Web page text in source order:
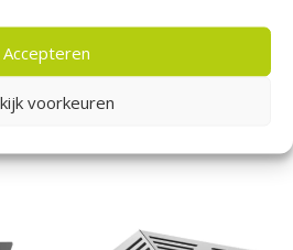
Accepteren
voorkeuren
U-Drain afvoergoot WaterWijs
5-10-VO afvoeraansluitstuk
onder